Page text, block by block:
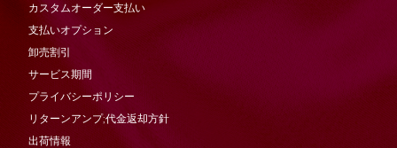
カスタムオーダー支払い
支払いオプション
卸売割引
サービス期間
プライバシーポリシー
リターンアンプ;代金返却方針
出荷情報